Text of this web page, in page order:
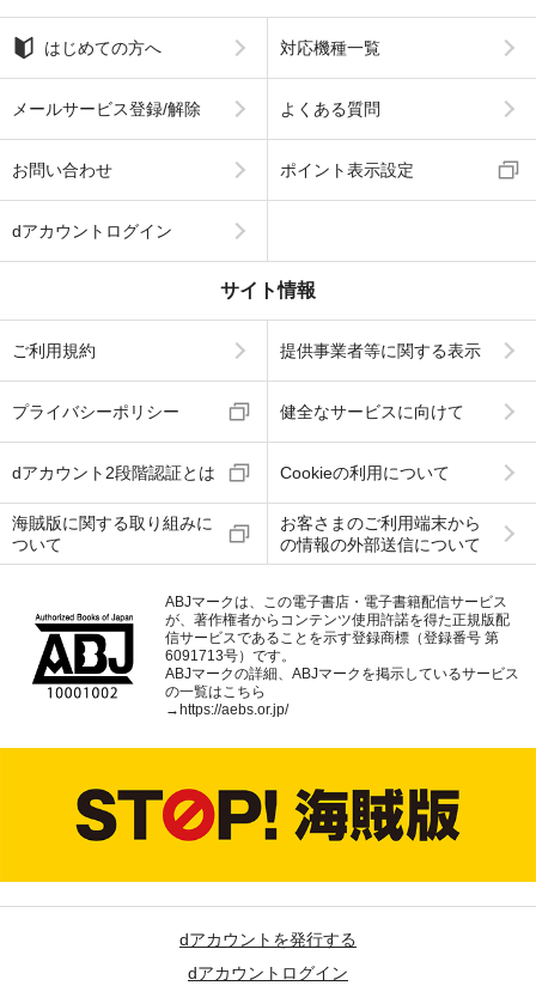
はじめての方へ 対応機種一覧
メールサービス登録/解除 よくある質問
お問い合わせ ポイント表示設定
dアカウントログイン
サイト情報
ご利用規約 提供事業者等に関する表示
プライバシーポリシー 健全なサービスに向けて
dアカウント2段階認証とは Cookieの利用について
海賊版に関する取り組みに
ついて
お客さまのご利用端末から
の情報の外部送信について
ABJマークは、この電子書店・電子書籍配信サービス
が、著作権者からコンテンツ使用許諾を得た正規版配
信サービスであることを示す登録商標（登録番号 第
6091713号）です。
ABJマークの詳細、ABJマークを掲示しているサービス
の一覧はこちら
→ https://aebs.or.jp/
dアカウントを発行する
dアカウントログイン